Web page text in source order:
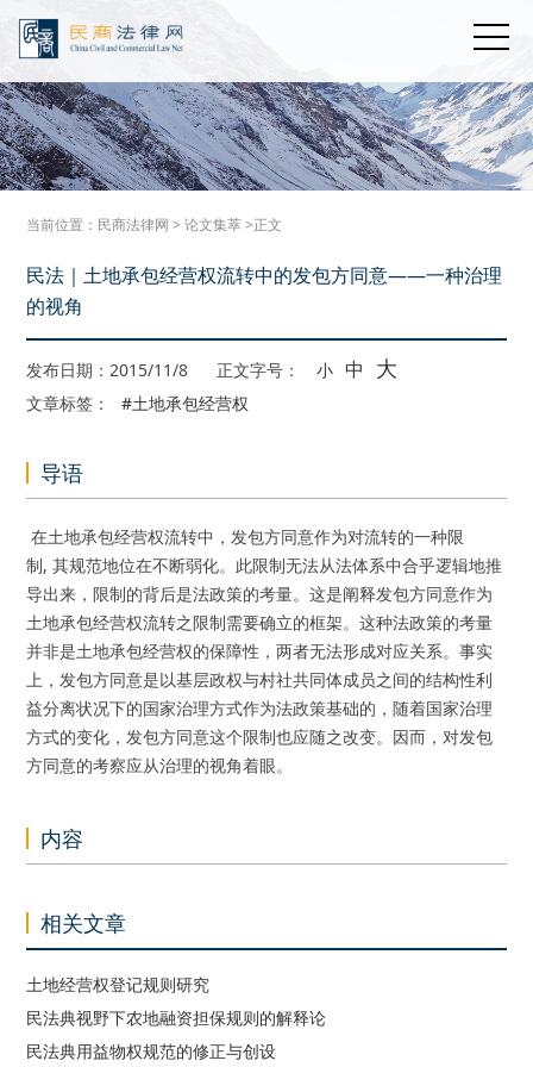
当前位置： 民商法律网 >论文集萃>正文
民法｜土地承包经营权流转中的发包方同意——一种治理
的视角
发布日期：2015/11/8 正文字号： 小 中 大
文章标签： #土地承包经营权
导语
在土地承包经营权流转中，发包方同意作为对流转的一种限
制, 其规范地位在不断弱化。此限制无法从法体系中合乎逻辑地推
导出来，限制的背后是法政策的考量。这是阐释发包方同意作为
土地承包经营权流转之限制需要确立的框架。这种法政策的考量
并非是土地承包经营权的保障性，两者无法形成对应关系。事实
上，发包方同意是以基层政权与村社共同体成员之间的结构性利
益分离状况下的国家治理方式作为法政策基础的，随着国家治理
方式的变化，发包方同意这个限制也应随之改变。因而，对发包
方同意的考察应从治理的视角着眼。
内容
相关文章
土地经营权登记规则研究
民法典视野下农地融资担保规则的解释论
民法典用益物权规范的修正与创设